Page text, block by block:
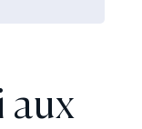
aux